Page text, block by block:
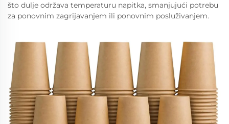
što dulje održava temperaturu napitka, smanjujući potrebu
za ponovnim zagrijavanjem ili ponovnim posluživanjem.